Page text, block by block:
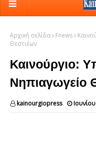
Αρχική σελίδα Fnews
Θεστιέων
Καινούργιο:
Νηπιαγωγείο
kainourgiopress